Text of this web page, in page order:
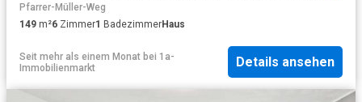
Pfarrer-Müller-Weg
149 m²6 Zimmer1 BadezimmerHaus
Seit mehr als einem Monat bei 1a-
Immobilienmarkt
Details ansehen